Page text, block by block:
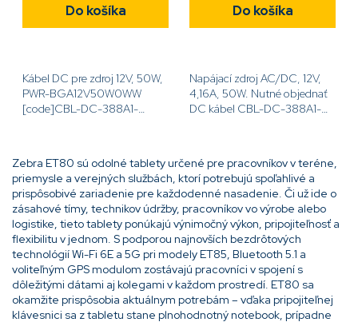
Do košíka
Kábel DC pre zdroj 12V, 50W,
PWR-BGA12V50W0WW
[code]CBL-DC-388A1-
Do košíka
Napájací zdroj AC/DC, 12V,
4,16A, 50W. Nutné objednať
DC kábel CBL-DC-388A1-
Zebra ET80 sú odolné tablety určené pre pracovníkov v teréne,
priemysle a verejných službách, ktorí potrebujú spoľahlivé a
prispôsobivé zariadenie pre každodenné nasadenie. Či už ide o
zásahové tímy, technikov údržby, pracovníkov vo výrobe alebo
logistike, tieto tablety ponúkajú výnimočný výkon, pripojiteľnosť a
flexibilitu v jednom. S podporou najnovších bezdrôtových
technológií Wi-Fi 6E a 5G pri modely ET85, Bluetooth 5.1 a
voliteľným GPS modulom zostávajú pracovníci v spojení s
dôležitými dátami aj kolegami v každom prostredí. ET80 sa
okamžite prispôsobia aktuálnym potrebám – vďaka pripojiteľnej
klávesnici sa z tabletu stane plnohodnotný notebook, prípadne